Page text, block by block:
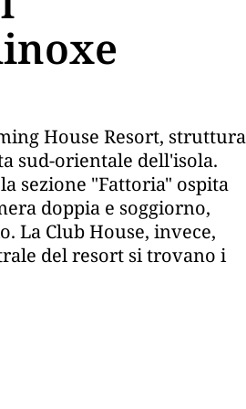
House Resort, struttura
sud-orientale dell'isola.
sezione "Fattoria" ospita
doppia e soggiorno,
La Club House, invece,
del resort si trovano i